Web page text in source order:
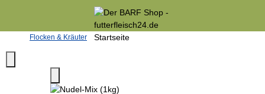
Flocken & Kräuter